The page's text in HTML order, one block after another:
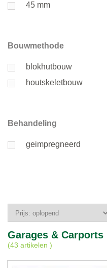
45 mm
Bouwmethode
blokhutbouw
houtskeletbouw
Behandeling
geimpregneerd
Garages & Carports
(43 artikelen )